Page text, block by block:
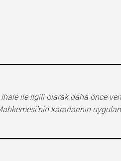
ile ilgili olarak daha önce
kararlarının